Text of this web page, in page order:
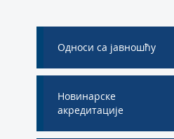
Односи са јавношћу
Новинарске
акредитације